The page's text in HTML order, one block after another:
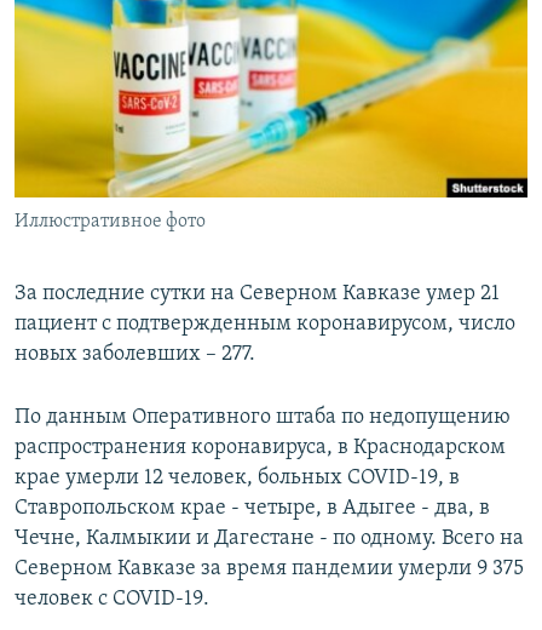
РАСПИСАНИЕ ВЕЩАНИЯ
ПОДПИШИТЕСЬ НА РАССЫЛКУ
СОЦИАЛЬНЫЕ СЕТИ
Все сайты РСЕ/РС
Иллюстративное фото
За последние сутки на Северном Кавказе умер 21
пациент с подтвержденным коронавирусом, число
новых заболевших – 277.
По данным Оперативного штаба по недопущению
распространения коронавируса, в Краснодарском
крае умерли 12 человек, больных COVID-19, в
Ставропольском крае - четыре, в Адыгее - два, в
Чечне, Калмыкии и Дагестане - по одному. Всего на
Северном Кавказе за время пандемии умерли 9 375
человек с COVID-19.